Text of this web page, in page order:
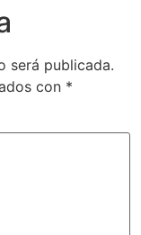
será publicada.
con *